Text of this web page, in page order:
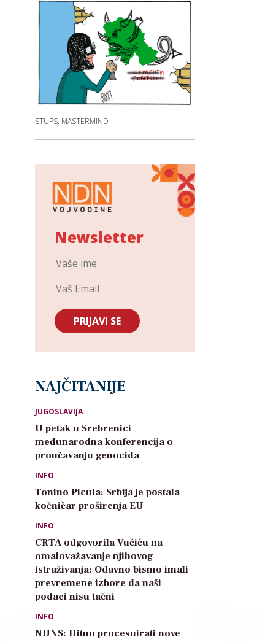
STUPS: MASTERMIND
Newsletter
NAJČITANIJE
JUGOSLAVIJA
U petak u Srebrenici
međunarodna konferencija o
proučavanju genocida
INFO
Tonino Picula: Srbija je postala
kočničar proširenja EU
INFO
CRTA odgovorila Vučiću na
omalovažavanje njihovog
istraživanja: Odavno bismo imali
prevremene izbore da naši
podaci nisu tačni
INFO
NUNS: Hitno procesuirati nove